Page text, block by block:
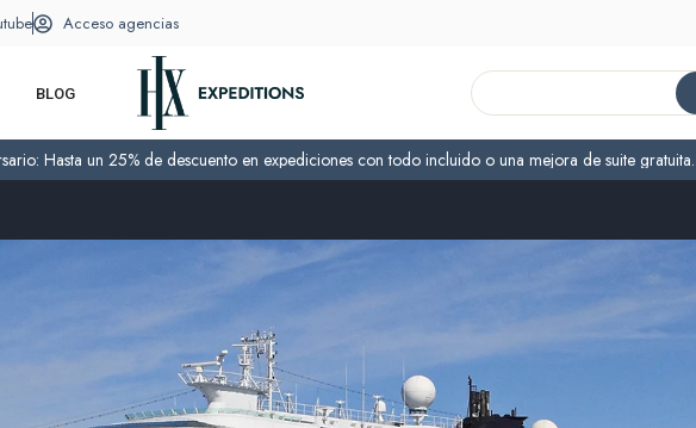
Acceso agencias
BLOG
Hasta un 25% de descuento en expediciones con todo incluido o una mejora de suite gratuita.